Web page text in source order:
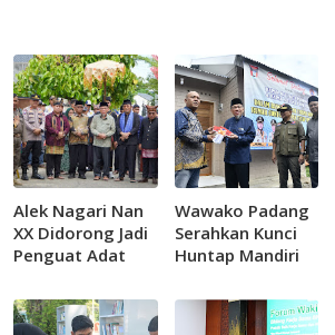
Alek Nagari Nan
XX Didorong Jadi
Penguat Adat
Kota Padang
Wawako Padang
Serahkan Kunci
Huntap Mandiri